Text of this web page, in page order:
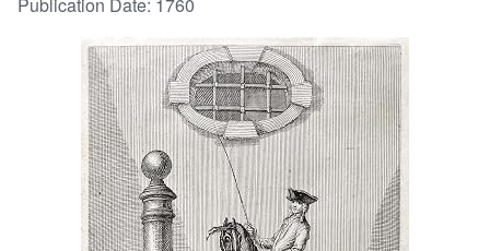
Advanced Search
Browse Collections
Rare Books
Art & Collectibles
Textbooks
Start Selling